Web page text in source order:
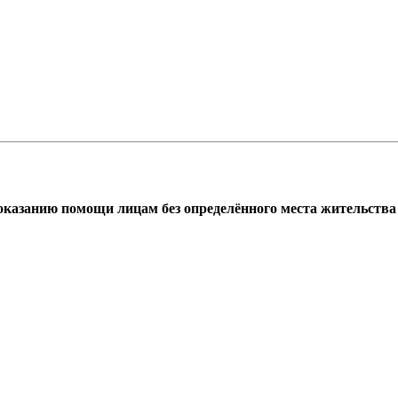
помощи лицам без определённого места жительства